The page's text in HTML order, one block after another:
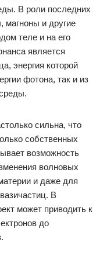
В роли последних
магноны и другие
теле и на его
является
энергия которой
фотона, так и из
сильна, что
собственных
возможность
волновых
и даже для
В
может приводить к
до